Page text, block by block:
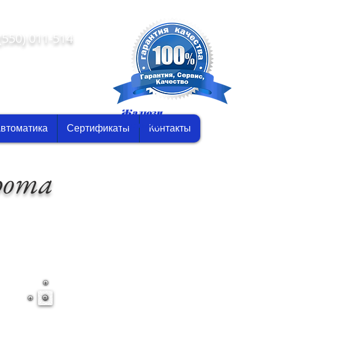
Сертификаты Контакты
Жалюзи
Бишкек.
011-514